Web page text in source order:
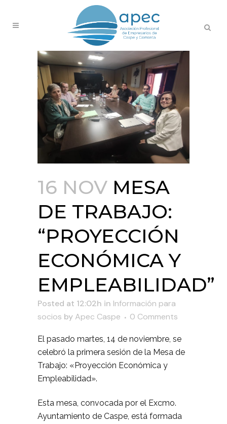
16 NOV MESA
DE TRABAJO:
“PROYECCIÓN
ECONÓMICA Y
EMPLEABILIDAD”
Posted at 12:02h in Información para
socios by Apec Caspe 0 Comments
El pasado martes, 14 de noviembre, se
celebró la primera sesión de la Mesa de
Trabajo: «Proyección Económica y
Empleabilidad».
Esta mesa, convocada por el Excmo.
Ayuntamiento de Caspe, está formada